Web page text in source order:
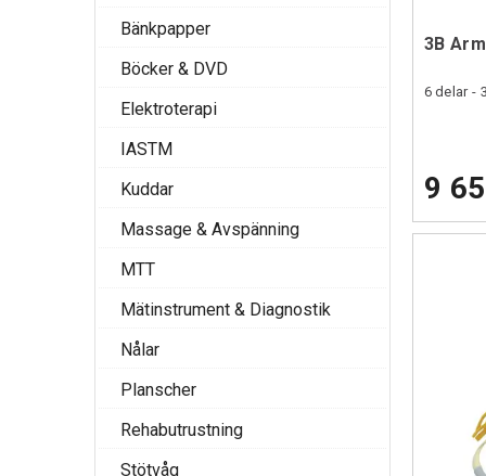
Bänkpapper
Böcker & DVD
Elektroterapi
IASTM
Kuddar
Massage & Avspänning
MTT
Mätinstrument & Diagnostik
Nålar
Planscher
Rehabutrustning
Stötvåg
3B
6 delar -
9